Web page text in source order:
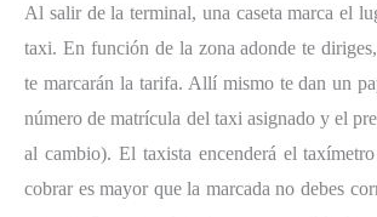
Al salir de la terminal, una caseta marca el
taxi. En función de la zona adonde te
te marcarán la tarifa. Allí mismo te dan un
número de matrícula del taxi asignado y el
al cambio). El taxista encenderá el
cobrar es mayor que la marcada no debes